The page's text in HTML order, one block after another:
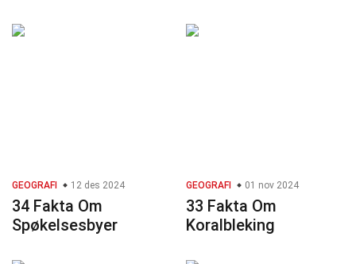
GEOGRAFI 12 des 2024
34 Fakta Om
Spøkelsesbyer
GEOGRAFI 01 nov 2024
33 Fakta Om
Koralbleking